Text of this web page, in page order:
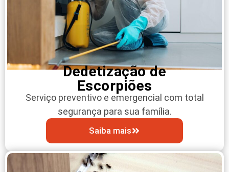
Dedetização de
Escorpiões
Serviço preventivo e emergencial com total
segurança para sua família.
Saiba mais